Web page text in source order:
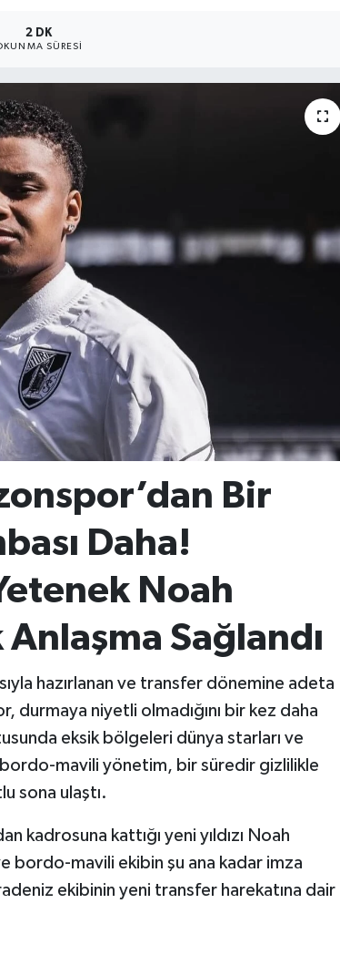
2 DK
SÜRESI
Bir
Daha!
Noah
Anlaşma Sağlandı
hazırlanan ve transfer dönemine adeta
durmaya niyetli olmadığını bir kez daha
eksik bölgeleri dünya starları ve
mavili yönetim, bir süredir gizlilikle
sona ulaştı.
kadrosuna kattığı yeni yıldızı Noah
bordo-mavili ekibin şu ana kadar imza
ekibinin yeni transfer harekatına dair